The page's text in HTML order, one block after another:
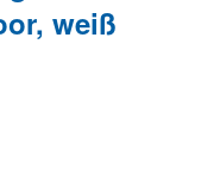
weiß